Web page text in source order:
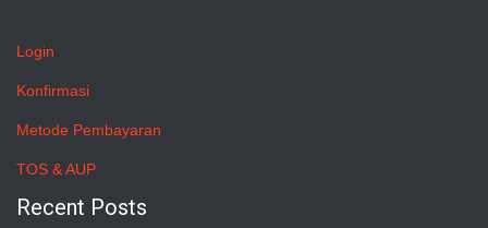
Login
Konfirmasi
Metode Pembayaran
TOS & AUP
Recent Posts